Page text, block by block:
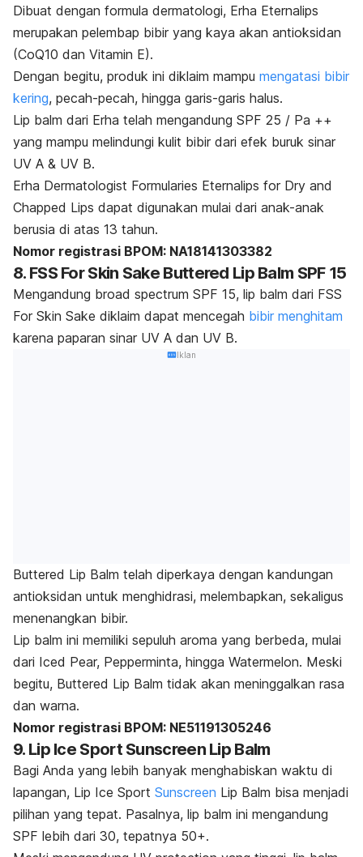
Dibuat dengan formula dermatologi, Erha Eternalips
merupakan pelembap bibir yang kaya akan antioksidan
(CoQ10 dan Vitamin E).
Dengan begitu, produk ini diklaim mampu mengatasi bibir
kering, pecah-pecah, hingga garis-garis halus.
Lip balm dari Erha telah mengandung SPF 25 / Pa ++
yang mampu melindungi kulit bibir dari efek buruk sinar
UV A & UV B.
Erha Dermatologist Formularies Eternalips for Dry and
Chapped Lips dapat digunakan mulai dari anak-anak
berusia di atas 13 tahun.
Nomor registrasi BPOM: NA18141303382
8. FSS For Skin Sake Buttered Lip Balm SPF 15
Mengandung broad spectrum SPF 15, lip balm dari FSS
For Skin Sake diklaim dapat mencegah bibir menghitam
karena paparan sinar UV A dan UV B.
Iklan
Buttered Lip Balm telah diperkaya dengan kandungan
antioksidan untuk menghidrasi, melembapkan, sekaligus
menenangkan bibir.
Lip balm ini memiliki sepuluh aroma yang berbeda, mulai
dari Iced Pear, Pepperminta, hingga Watermelon. Meski
begitu, Buttered Lip Balm tidak akan meninggalkan rasa
dan warna.
Nomor registrasi BPOM: NE51191305246
9. Lip Ice Sport Sunscreen Lip Balm
Bagi Anda yang lebih banyak menghabiskan waktu di
lapangan, Lip Ice Sport Sunscreen Lip Balm bisa menjadi
pilihan yang tepat. Pasalnya, lip balm ini mengandung
SPF lebih dari 30, tepatnya 50+.